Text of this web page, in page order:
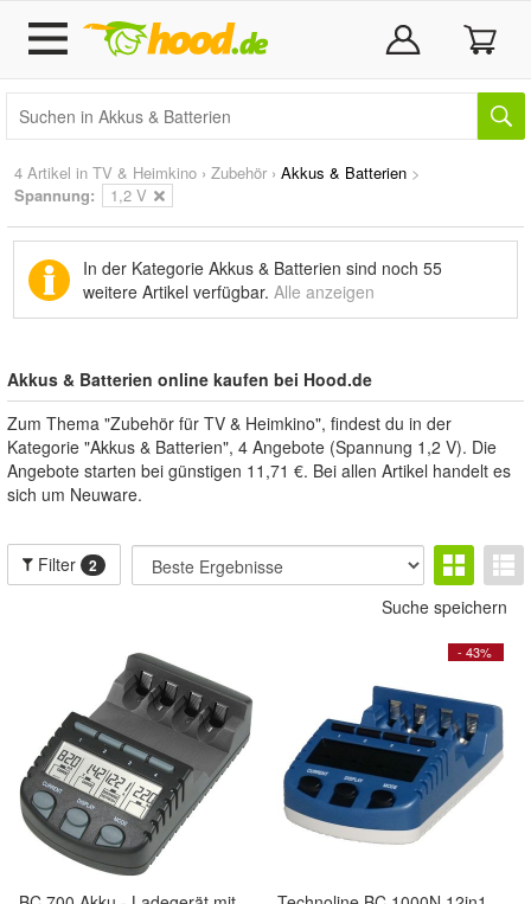
4 Artikel in TV & Heimkino › Zubehör › Akkus & Batterien >
Spannung:
1,2 V
In der Kategorie Akkus & Batterien sind noch 55
weitere Artikel verfügbar. Alle anzeigen
Akkus & Batterien online kaufen bei Hood.de
Zum Thema "Zubehör für TV & Heimkino", findest du in der
Kategorie "Akkus & Batterien", 4 Angebote (Spannung 1,2 V). Die
Angebote starten bei günstigen 11,71 €. Bei allen Artikel handelt es
sich um Neuware.
Filter 2
Suche speichern
- 43%